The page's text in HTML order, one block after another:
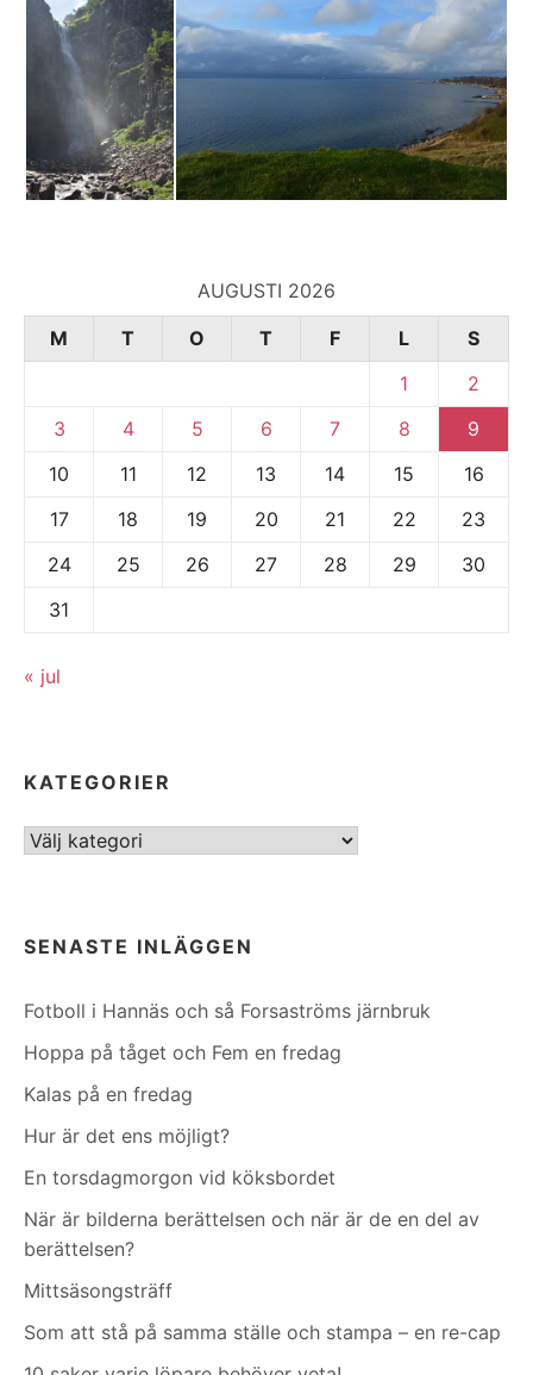
AUGUSTI 2026
M
T O T F L
S
1
2
3
4 5 6 7 8
9
10
11 12 13 14 15
16
17
18 19 20 21 22
23
24
25 26 27 28 29
30
31
« jul
KATEGORIER
Kategorier
SENASTE INLÄGGEN
Fotboll i Hannäs och så Forsaströms järnbruk
Hoppa på tåget och Fem en fredag
Kalas på en fredag
Hur är det ens möjligt?
En torsdagmorgon vid köksbordet
När är bilderna berättelsen och när är de en del av
berättelsen?
Mittsäsongsträff
Som att stå på samma ställe och stampa – en re-cap